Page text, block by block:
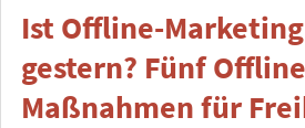
Ist Offline-
gestern? Fünf
Maßnahmen für